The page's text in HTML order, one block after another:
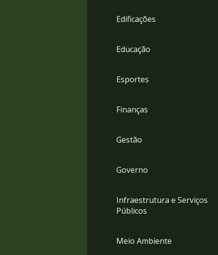
Edificações
Educação
Esportes
Finanças
Gestão
Governo
Infraestrutura e Serviços
Públicos
Meio Ambiente